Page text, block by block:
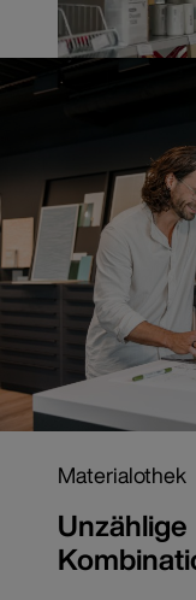
Materialothek
Unzählige